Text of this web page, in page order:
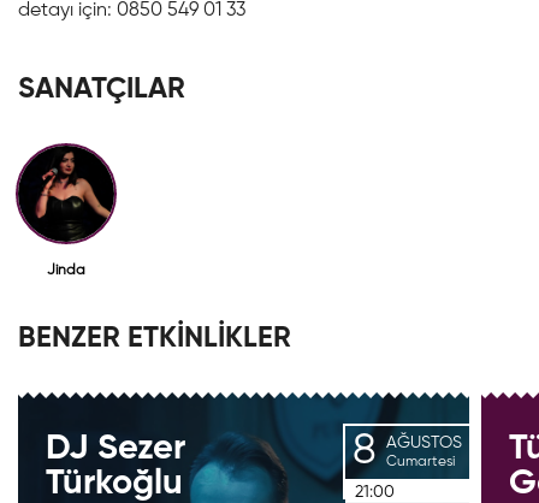
detayı için: 0850 549 01 33
SANATÇILAR
Jinda
BENZER ETKİNLİKLER
DJ Sezer
Türkoğlu
8 AĞUSTOS
Cumartesi
21:00